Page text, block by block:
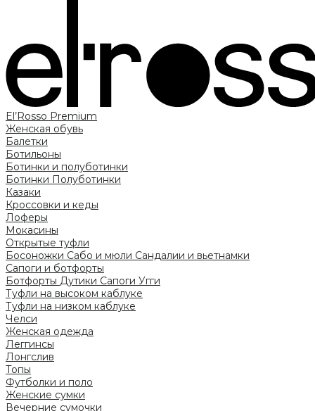
El’Rosso Premium
Женская обувь
Балетки
Ботильоны
Ботинки и полуботинки
Ботинки Полуботинки
Казаки
Кроссовки и кеды
Лоферы
Мокасины
Открытые туфли
Босоножки Сабо и мюли Сандалии и вьетнамки
Сапоги и ботфорты
Ботфорты Дутики Сапоги Угги
Туфли на высоком каблуке
Туфли на низком каблуке
Челси
Женская одежда
Леггинсы
Лонгслив
Топы
Футболки и поло
Женские сумки
Вечерние сумочки